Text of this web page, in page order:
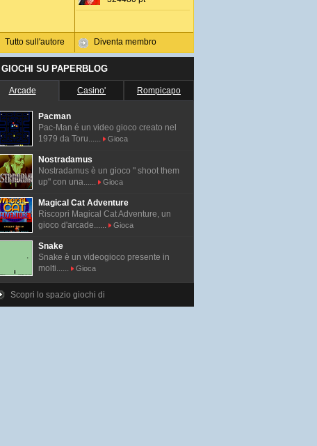
Tutto sull'autore Diventa membro
I GIOCHI SU PAPERBLOG
Arcade Casino' Rompicapo
Pacman
Pac-Man é un video gioco creato nel
1979 da Toru......
Gioca
Nostradamus
Nostradamus è un gioco " shoot them
up" con una......
Gioca
Magical Cat Adventure
Riscopri Magical Cat Adventure, un
gioco d'arcade......
Gioca
Snake
Snake è un videogioco presente in
molti......
Gioca
Scopri lo spazio giochi di